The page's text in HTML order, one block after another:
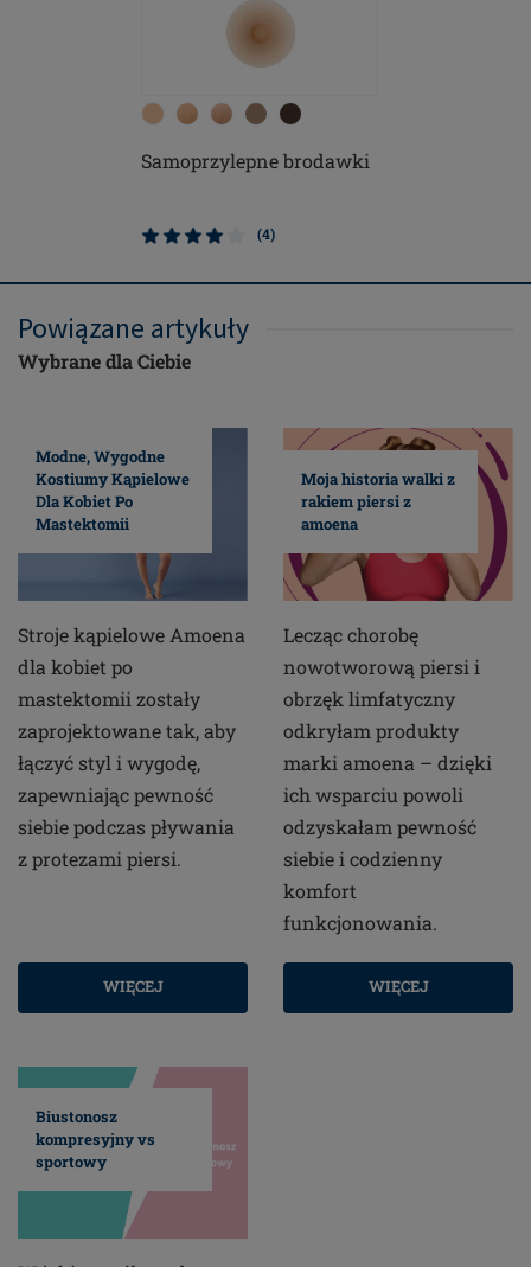
Samoprzylepne brodawki
(4)
Powiązane artykuły
Wybrane dla Ciebie
Modne, Wygodne
Kostiumy Kąpielowe
Dla Kobiet Po
Mastektomii
Stroje kąpielowe Amoena
dla kobiet po
mastektomii zostały
zaprojektowane tak, aby
łączyć styl i wygodę,
zapewniając pewność
siebie podczas pływania
z protezami piersi.
WIĘCEJ
Moja historia walki z
rakiem piersi z
amoena
Lecząc chorobę
nowotworową piersi i
obrzęk limfatyczny
odkryłam produkty
marki amoena – dzięki
ich wsparciu powoli
odzyskałam pewność
siebie i codzienny
komfort
funkcjonowania.
WIĘCEJ
Biustonosz
kompresyjny vs
sportowy